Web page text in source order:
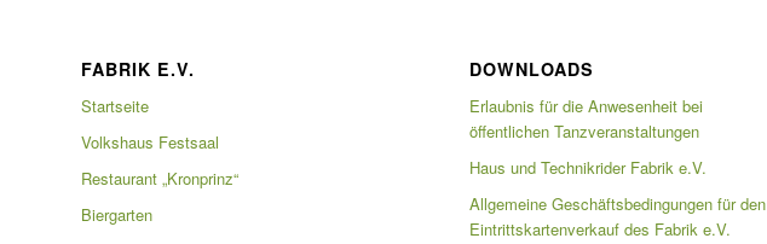
FABRIK E.V.
Startseite
Volkshaus Festsaal
Restaurant „Kronprinz“
Biergarten
DOWNLOADS
Erlaubnis für die Anwesenheit bei
öffentlichen Tanzveranstaltungen
Haus und Technikrider Fabrik e.V.
Allgemeine Geschäftsbedingungen für den
Eintrittskartenverkauf des Fabrik e.V.